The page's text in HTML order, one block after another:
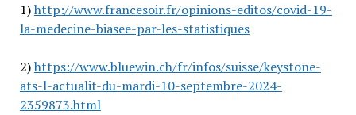
1)http://www.francesoir.fr/opinions-editos/covid-19-
la-medecine-biasee-par-les-statistiques
2)https://www.bluewin.ch/fr/infos/suisse/keystone-
ats-l-actualit-du-mardi-10-septembre-2024-
2359873.html